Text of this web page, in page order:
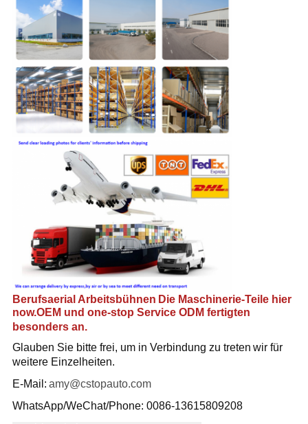
Berufsaerial Arbeitsbühnen Die Maschinerie-Teile hier
now.OEM und one-stop Service ODM fertigten
besonders an.
Glauben Sie bitte frei, um in Verbindung zu treten wir für
weitere Einzelheiten.
E-Mail: amy@cstopauto.com
WhatsApp/WeChat/Phone: 0086-13615809208